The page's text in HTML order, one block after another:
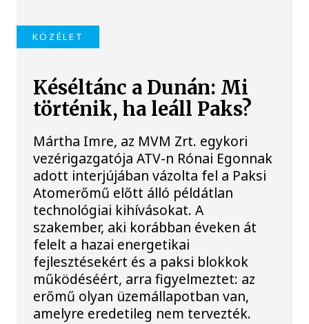
KÖZÉLET
Késéltánc a Dunán: Mi
történik, ha leáll Paks?
Mártha Imre, az MVM Zrt. egykori
vezérigazgatója ATV-n Rónai Egonnak
adott interjújában vázolta fel a Paksi
Atomerőmű előtt álló példátlan
technológiai kihívásokat. A
szakember, aki korábban éveken át
felelt a hazai energetikai
fejlesztésekért és a paksi blokkok
működéséért, arra figyelmeztet: az
erőmű olyan üzemállapotban van,
amelyre eredetileg nem tervezték.